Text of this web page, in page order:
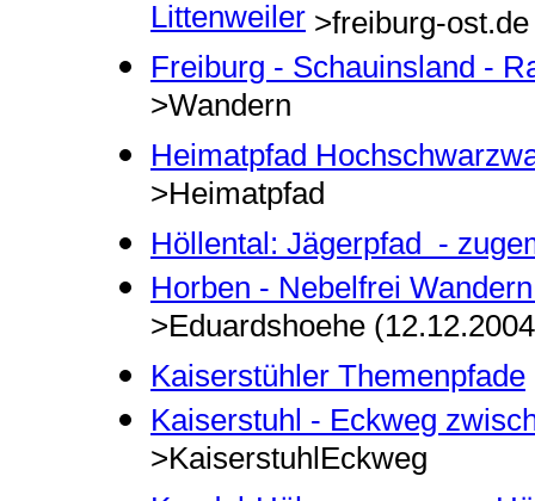
Littenweiler >freiburg-ost.de
Freiburg - Schauinsland -
>Wandern
Heimatpfad
>Heimatpfad
Höllental: Jägerpfad -
Horben - Nebelfrei
>Eduardshoehe
Kaiserstühler Themenpfade
Kaiserstuhl - Eckweg
>KaiserstuhlEckweg